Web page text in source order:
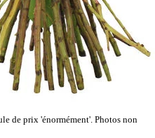
de prix 'énormément'. Photos non